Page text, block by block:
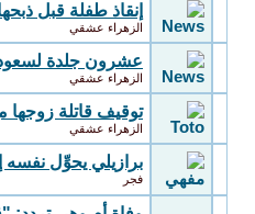
إنقاذ طفلة قبل
الزهراء عشقي
عشرون جلدة
الزهراء عشقي
توقيف قاتلة
الزهراء عشقي
برازيلي يحوِّل
فجر